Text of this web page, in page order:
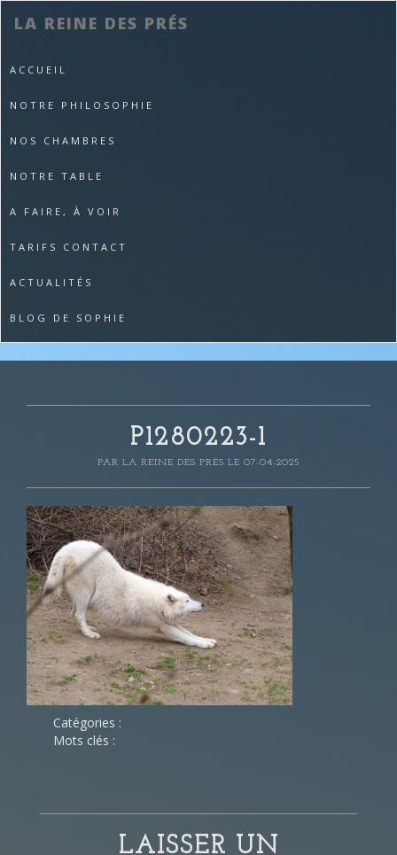
LA REINE DES PRÉS
ACCUEIL
NOTRE PHILOSOPHIE
NOS CHAMBRES
NOTRE TABLE
A FAIRE, À VOIR
TARIFS CONTACT
ACTUALITÉS
BLOG DE SOPHIE
P1280223-1
PAR LA REINE DES PRÈS LE 07-04-2025
Catégories :
Mots clés :
LAISSER UN